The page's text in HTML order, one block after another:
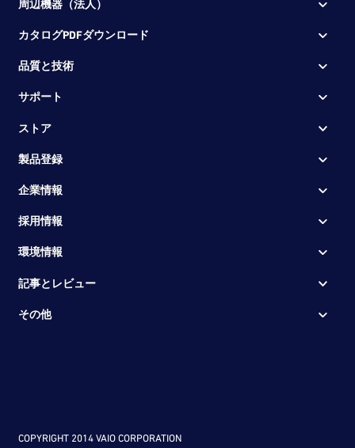
周辺機器（法人）
カタログPDFダウンロード
品質と技術
サポート
ストア
製品登録
企業情報
採用情報
環境情報
記事とレビュー
その他
COPYRIGHT 2014 VAIO CORPORATION